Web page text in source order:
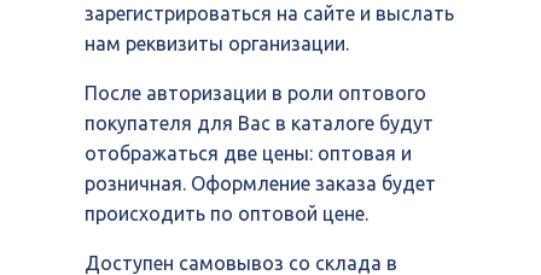
зарегистрироваться на сайте и выслать
нам реквизиты организации.
После авторизации в роли оптового
покупателя для Вас в каталоге будут
отображаться две цены: оптовая и
розничная. Оформление заказа будет
происходить по оптовой цене.
Доступен самовывоз со склада в